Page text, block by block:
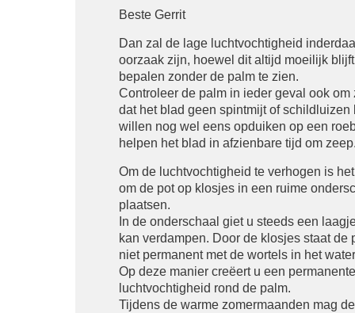
Beste Gerrit
Dan zal de lage luchtvochtigheid
oorzaak zijn, hoewel dit altijd moeilijk
bepalen zonder de palm te zien.
Controleer de palm in ieder geval ook om
dat het blad geen spintmijt of schildluizen
willen nog wel eens opduiken op een
helpen het blad in afzienbare tijd om
Om de luchtvochtigheid te verhogen is
om de pot op klosjes in een ruime
plaatsen.
In de onderschaal giet u steeds een
kan verdampen. Door de klosjes staat de
niet permanent met de wortels in het
Op deze manier creëert u een
luchtvochtigheid rond de palm.
Tijdens de warme zomermaanden mag